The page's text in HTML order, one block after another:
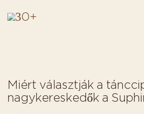
30+
Miért választják a
nagykereskedők a